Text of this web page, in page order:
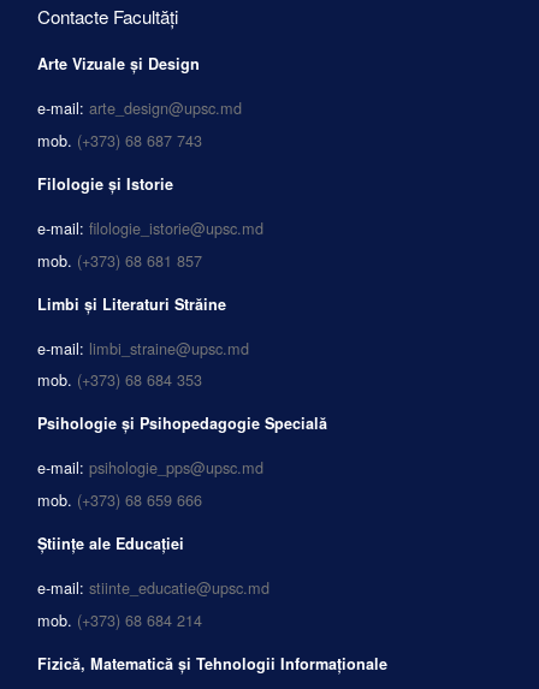
Contacte Facultăți
Arte Vizuale și Design
e-mail: arte_design@upsc.md
mob. (+373) 68 687 743
Filologie și Istorie
e-mail: filologie_istorie@upsc.md
mob. (+373) 68 681 857
Limbi și Literaturi Străine
e-mail: limbi_straine@upsc.md
mob. (+373) 68 684 353
Psihologie și Psihopedagogie Specială
e-mail: psihologie_pps@upsc.md
mob. (+373) 68 659 666
Științe ale Educației
e-mail: stiinte_educatie@upsc.md
mob. (+373) 68 684 214
Fizică, Matematică și Tehnologii Informaționale